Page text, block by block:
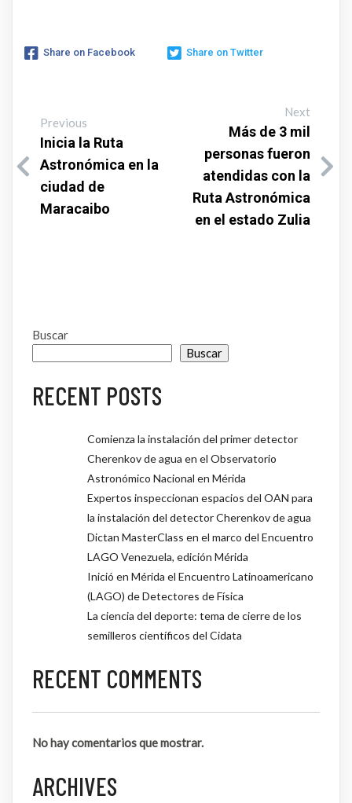
Share on Facebook Share on Twitter
Previous
Inicia la Ruta
Astronómica en la
ciudad de
Maracaibo
Next
Más de 3 mil
personas fueron
atendidas con la
Ruta Astronómica
en el estado Zulia
Buscar
Buscar
RECENT POSTS
Comienza la instalación del primer detector
Cherenkov de agua en el Observatorio
Astronómico Nacional en Mérida
Expertos inspeccionan espacios del OAN para
la instalación del detector Cherenkov de agua
Dictan MasterClass en el marco del Encuentro
LAGO Venezuela, edición Mérida
Inició en Mérida el Encuentro Latinoamericano
(LAGO) de Detectores de Física
La ciencia del deporte: tema de cierre de los
semilleros científicos del Cidata
RECENT COMMENTS
No hay comentarios que mostrar.
ARCHIVES